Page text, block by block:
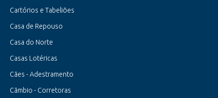
Cartórios e Tabeliões
Casa de Repouso
Casa do Norte
Casas Lotéricas
Cães - Adestramento
Cãmbio - Corretoras